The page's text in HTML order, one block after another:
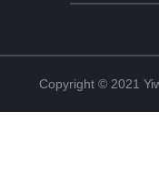
Copyright © 2021